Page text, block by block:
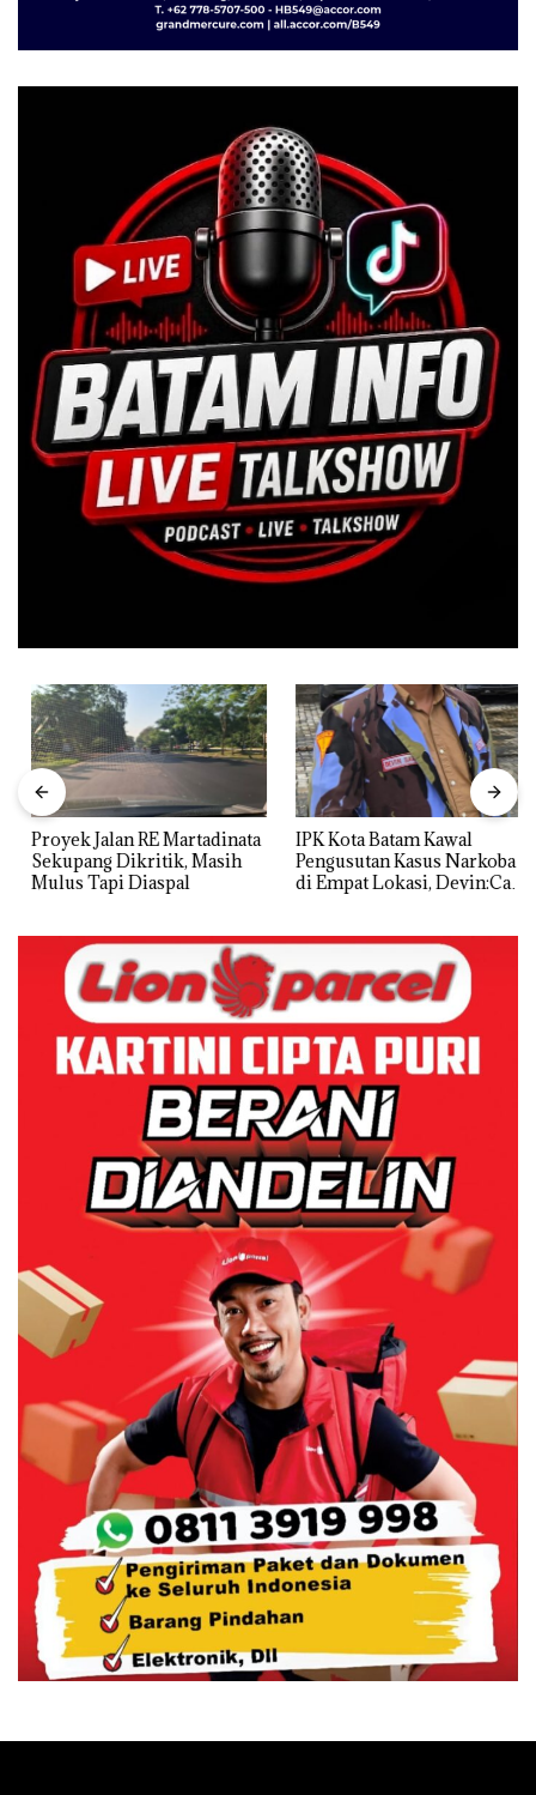
Proyek Jalan RE Martadinata
Sekupang Dikritik, Masih
Mulus Tapi Diaspal
IPK Kota Batam Kawal
Pengusutan Kasus Narkoba
di Empat Lokasi, Devin:Cari